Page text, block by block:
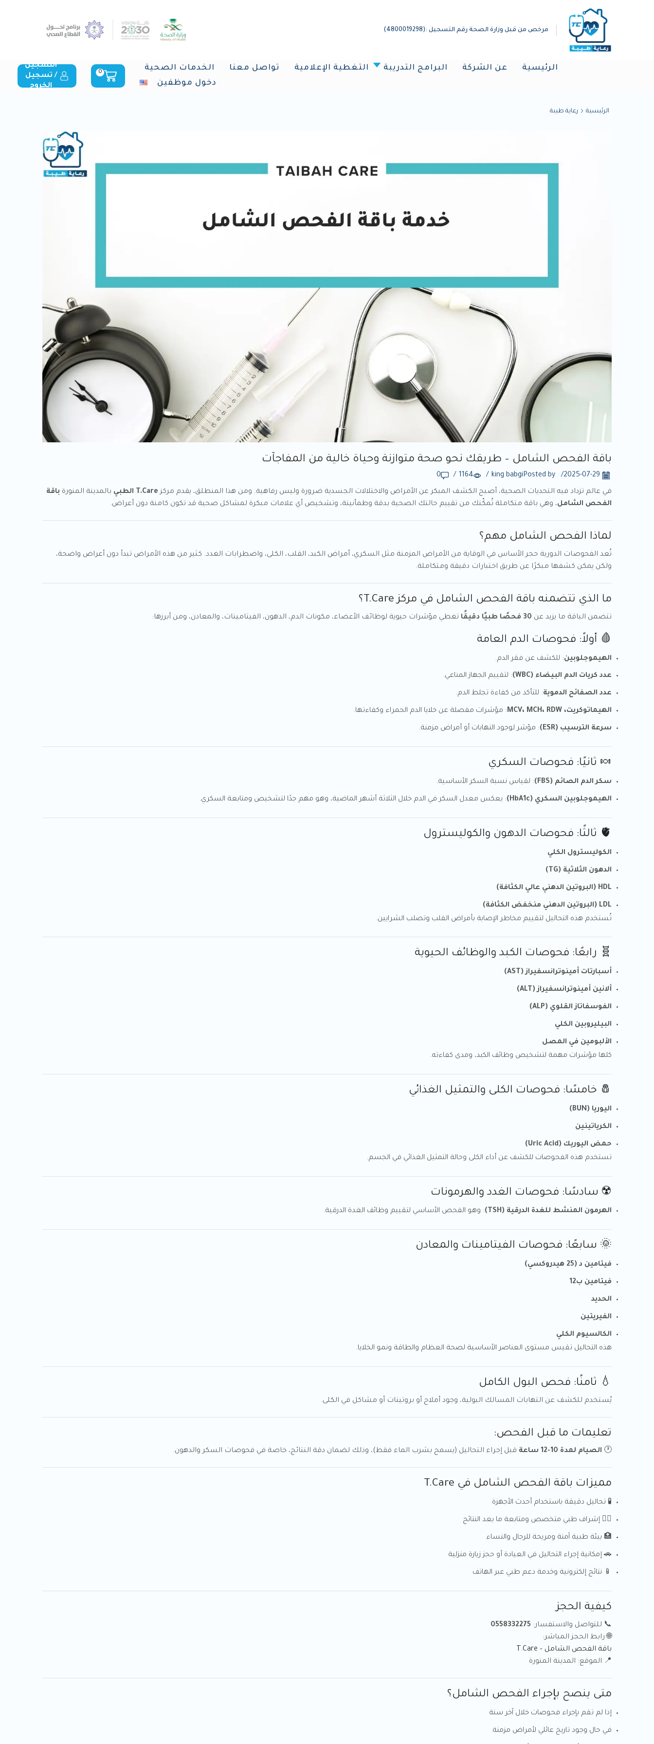
مرخص من قبل وزارة الصحة رقم التسجيل :(4800019298)
الرئيسية عن الشركة البرامج التدريبة التغطية الإعلامية تواصل معنا
الخدمات الصحية
دخول موظفين
0
التسجيل
/ تسجيل
الخروج
الرئيسية رعاية طيبة
باقة الفحص الشامل – طريقك نحو صحة متوازنة وحياة خالية من المفاجآت
/
Posted by
king babgi
/
1164
/
0
في عالم تزداد فيه التحديات الصحية، أصبح الكشف المبكر عن الأمراض والاختلالات الجسدية ضرورة وليس رفاهية. ومن هذا المنطلق، يقدم مركزT.Care الطبي بالمدينة المنورة باقة
الفحص الشامل، وهي باقة متكاملة تُمكّنك من تقييم حالتك الصحية بدقة وطمأنينة، وتشخيص أي علامات مبكرة لمشاكل صحية قد تكون كامنة دون أعراض.
لماذا الفحص الشامل مهم؟
تُعد الفحوصات الدورية حجر الأساس في الوقاية من الأمراض المزمنة مثل السكري، أمراض الكبد، القلب، الكلى، واضطرابات الغدد. كثير من هذه الأمراض تبدأ دون أعراض واضحة،
ولكن يمكن كشفها مبكرًا عن طريق اختبارات دقيقة ومتكاملة.
ما الذي تتضمنه باقة الفحص الشامل في مركز T.Care؟
تتضمن الباقة ما يزيد عن 30 فحصًا طبيًا دقيقًا تغطي مؤشرات حيوية لوظائف الأعضاء، مكونات الدم، الدهون، الفيتامينات، والمعادن، ومن أبرزها:
🩸 أولاً: فحوصات الدم العامة
الهيموجلوبين: للكشف عن فقر الدم.
عدد كريات الدم البيضاء (WBC) : لتقييم الجهاز المناعي.
عدد الصفائح الدموية: للتأكد من كفاءة تجلط الدم.
الهيماتوكريت، MCV، MCH، RDW : مؤشرات مفصلة عن خلايا الدم الحمراء وكفاءتها.
سرعة الترسيب (ESR) : مؤشر لوجود التهابات أو أمراض مزمنة.
🍬 ثانيًا: فحوصات السكري
سكر الدم الصائم (FBS) : لقياس نسبة السكر الأساسية.
الهيموجلوبين السكري (HbA1c) : يعكس معدل السكر في الدم خلال الثلاثة أشهر الماضية، وهو مهم جدًا لتشخيص ومتابعة السكري.
🫀 ثالثًا: فحوصات الدهون والكوليسترول
الكوليسترول الكلي
الدهون الثلاثية (TG)
HDL (البروتين الدهني عالي الكثافة)
LDL (البروتين الدهني منخفض الكثافة)
تُستخدم هذه التحاليل لتقييم مخاطر الإصابة بأمراض القلب وتصلب الشرايين.
🧬 رابعًا: فحوصات الكبد والوظائف الحيوية
أسبارتات أمينوترانسفيراز (AST)
ألانين أمينوترانسفيراز (ALT)
الفوسفاتاز القلوي (ALP)
البيليروبين الكلي
الألبومين في المصل
كلها مؤشرات مهمة لتشخيص وظائف الكبد، ومدى كفاءته.
🧂 خامسًا: فحوصات الكلى والتمثيل الغذائي
اليوريا (BUN)
الكرياتينين
حمض اليوريك (Uric Acid)
تستخدم هذه الفحوصات للكشف عن أداء الكلى وحالة التمثيل الغذائي في الجسم.
☢️ سادسًا: فحوصات الغدد والهرمونات
الهرمون المنشط للغدة الدرقية (TSH) : وهو الفحص الأساسي لتقييم وظائف الغدة الدرقية.
🌞 سابعًا: فحوصات الفيتامينات والمعادن
فيتامين د (25 هيدروكسي)
فيتامين ب12
الحديد
الفيريتين
الكالسيوم الكلي
هذه التحاليل تقيس مستوى العناصر الأساسية لصحة العظام والطاقة ونمو الخلايا.
💧 ثامنًا: فحص البول الكامل
يُستخدم للكشف عن التهابات المسالك البولية، وجود أملاح أو بروتينات أو مشاكل في الكلى.
تعليمات ما قبل الفحص:
🕐 الصيام لمدة 10-12 ساعة قبل إجراء التحاليل (يسمح بشرب الماء فقط)، وذلك لضمان دقة النتائج، خاصة في فحوصات السكر والدهون.
مميزات باقة الفحص الشامل في T.Care
🧪 تحاليل دقيقة باستخدام أحدث الأجهزة
👩‍⚕️ إشراف طبي متخصص ومتابعة ما بعد النتائج
🏥 بيئة طبية آمنة ومريحة للرجال والنساء
🚗 إمكانية إجراء التحاليل في العيادة أو حجز زيارة منزلية
📱 نتائج إلكترونية وخدمة دعم طبي عبر الهاتف
كيفية الحجز
📞 للتواصل والاستفسار: 0558332275
🌐 رابط الحجز المباشر:
باقة الفحص الشامل – T.Care
📍 الموقع: المدينة المنورة
متى ينصح بإجراء الفحص الشامل؟
إذا لم تقم بإجراء فحوصات خلال آخر سنة
في حال وجود تاريخ عائلي لأمراض مزمنة